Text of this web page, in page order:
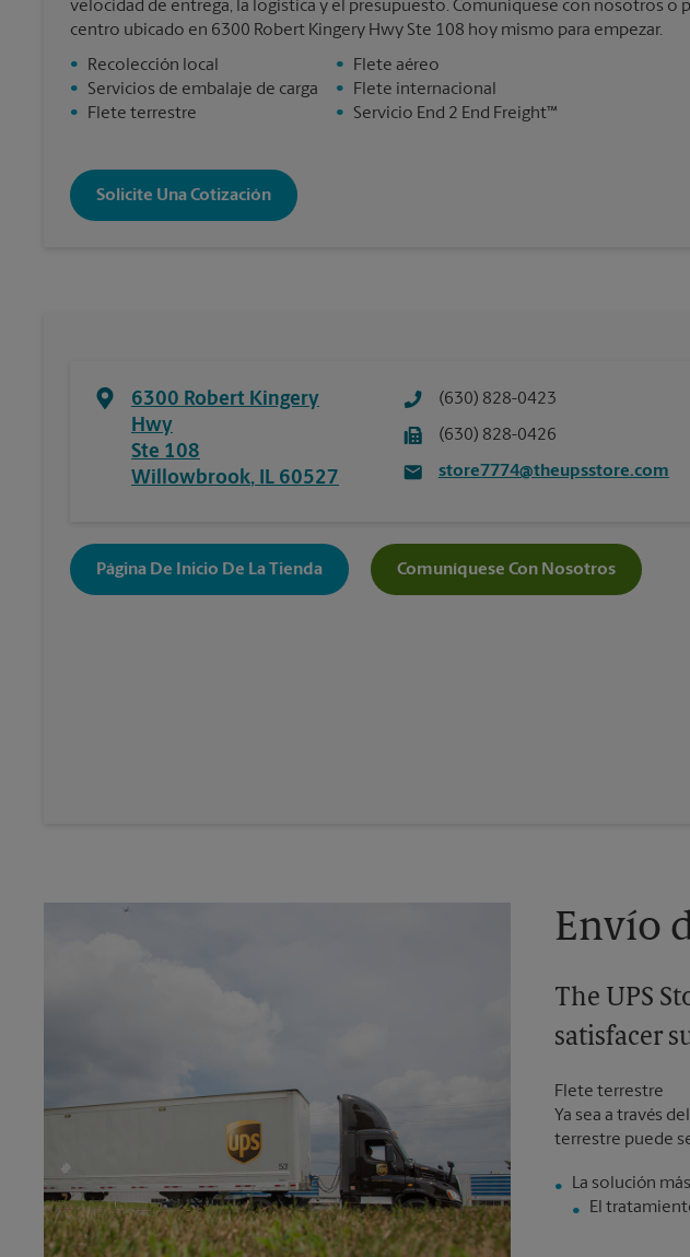
velocidad de entrega, la logística y el presupuesto. Comuníquese con nosotros o
centro ubicado en 6300 Robert Kingery Hwy Ste 108 hoy mismo para empezar.
•
Recolección local
•
Servicios de embalaje de carga
•
Flete terrestre
•
Flete aéreo
•
Flete internacional
•
Servicio End 2 End Freight™
Solicite Una Cotización
6300 Robert Kingery
Hwy
Ste 108
Willowbrook, IL 60527
(630) 828-0423
(630) 828-0426
store7774@theupsstore.com
Página De Inicio De La Tienda Comuníquese Con Nosotros
Envío
The UPS
satisfacer
Flete terrestre
Ya sea a través
terrestre puede
El